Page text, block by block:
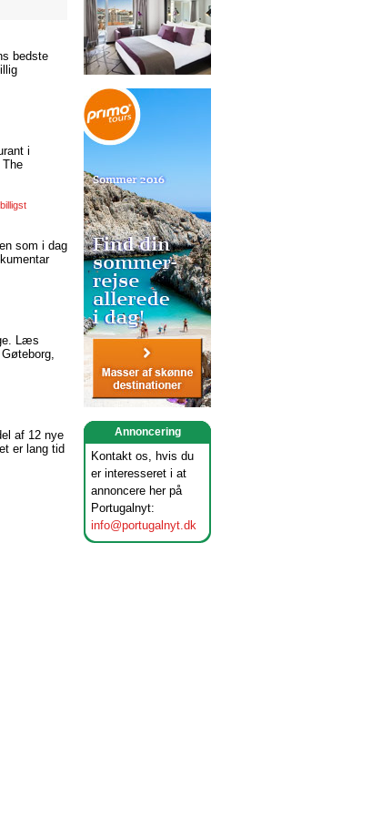
Annoncering
Kontakt os, hvis du
er interesseret i at
annoncere her på
Portugalnyt:
info@portugalnyt.dk
bedste
i
som i dag
Læs
af 12 nye
er lang tid